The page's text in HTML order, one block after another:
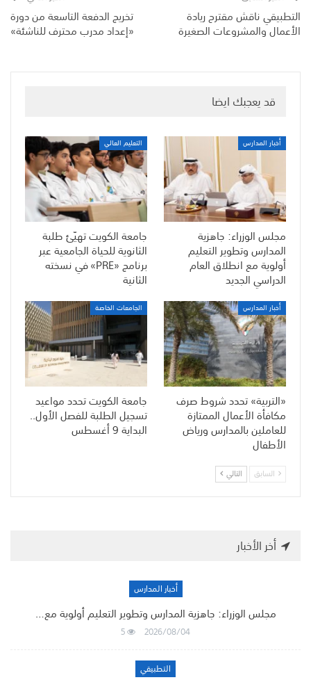
التطبيقي ناقش مقترح ريادة
الأعمال والمشروعات الصغيرة
تخريج الدفعة التاسعة من دورة
«إعداد مدرب محترف للناشئة»
قد يعجبك ايضا
أخبار المدارس
مجلس الوزراء: جاهزية
المدارس وتطوير التعليم
أولوية مع انطلاق العام
الدراسي الجديد
التعليم العالي
جامعة الكويت تهيّئ طلبة
الثانوية للحياة الجامعية عبر
برنامج «PRE» في نسخته
الثانية
أخبار المدارس
«التربية» تحدد شروط صرف
مكافأة الأعمال الممتازة
للعاملين بالمدارس ورياض
الأطفال
الجامعات الخاصة
جامعة الكويت تحدد مواعيد
تسجيل الطلبة للفصل الأول..
البداية 9 أغسطس
السابق التالي
أخر الأخبار
أخبار المدارس
مجلس الوزراء: جاهزية المدارس وتطوير التعليم أولوية مع…
2026/08/04
5
التطبيقي